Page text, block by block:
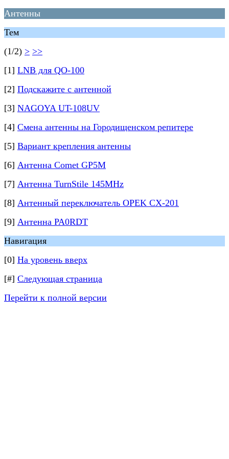
Антенны
Тем
(1/2) > >>
[1] LNB для QO-100
[2] Подскажите с антенной
[3] NAGOYA UT-108UV
[4] Смена антенны на Городищенском репитере
[5] Вариант крепления антенны
[6] Антенна Comet GP5M
[7] Антенна TurnStile 145MHz
[8] Антенный переключатель OPEK CX-201
[9] Антенна PA0RDT
Навигация
[0] На уровень вверх
[#] Следующая страница
Перейти к полной версии